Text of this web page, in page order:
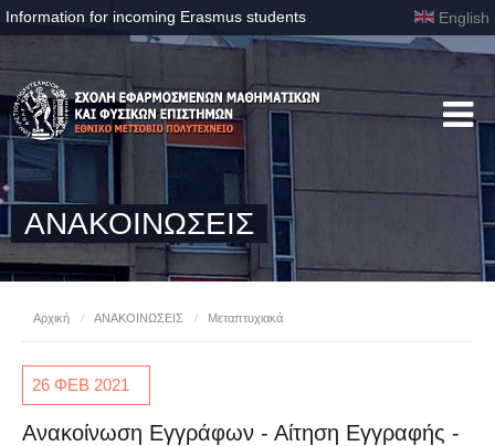
Information for incoming Erasmus students English
ΑΝΑΚΟΙΝΩΣΕΙΣ
Αρχική / ΑΝΑΚΟΙΝΩΣΕΙΣ / Μεταπτυχιακά
26 ΦΕΒ 2021
Ανακοίνωση Εγγράφων - Αίτηση Εγγραφής -